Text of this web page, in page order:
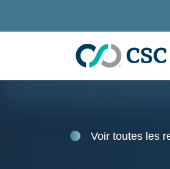
Voir toutes les